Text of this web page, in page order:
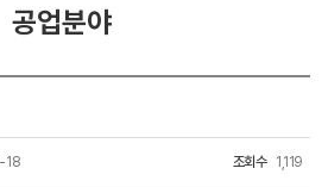
공업분야
18 조회수 1,119